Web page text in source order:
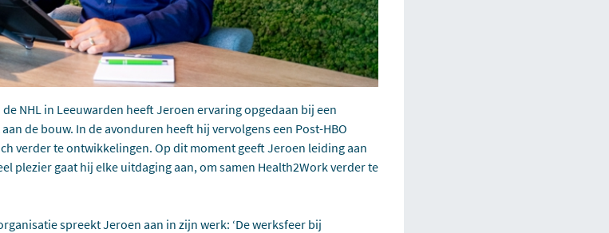
NHL in Leeuwarden heeft Jeroen ervaring opgedaan bij een
de bouw. In de avonduren heeft hij vervolgens een Post-HBO
verder te ontwikkelingen. Op dit moment geeft Jeroen leiding aan
plezier gaat hij elke uitdaging aan, om samen Health2Work verder te
spreekt Jeroen aan in zijn werk: ‘De werksfeer bij